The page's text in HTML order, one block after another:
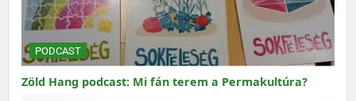
PODCAST
Zöld Hang podcast: Mi fán terem a Permakultúra?